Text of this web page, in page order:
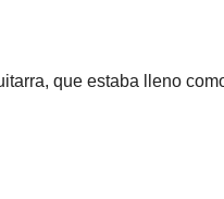
que estaba lleno